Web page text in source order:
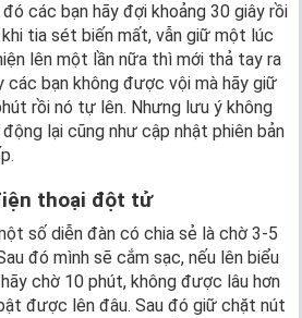
các bạn hãy đợi khoảng 30 giây rồi
tia sét biến mất, vẫn giữ một lúc
lên một lần nữa thì mới thả tay ra
các bạn không được vội mà hãy giữ
rồi nó tự lên. Nhưng lưu ý không
lại cũng như cập nhật phiên bản
thoại đột tử
số diễn đàn có chia sẻ là chờ 3-5
đó mình sẽ cắm sạc, nếu lên biểu
chờ 10 phút, không được lâu hơn
được lên đâu. Sau đó giữ chặt nút